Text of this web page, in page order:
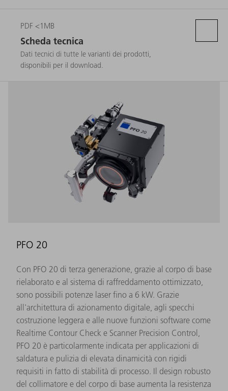
PDF <1MB
Scheda tecnica
Dati tecnici di tutte le varianti dei prodotti,
disponibili per il download.
PFO 20
Con PFO 20 di terza generazione, grazie al corpo di base
rielaborato e al sistema di raffreddamento ottimizzato,
sono possibili potenze laser fino a 6 kW. Grazie
all'architettura di azionamento digitale, agli specchi
costruzione leggera e alle nuove funzioni software come
Realtime Contour Check e Scanner Precision Control,
PFO 20 è particolarmente indicata per applicazioni di
saldatura e pulizia di elevata dinamicità con rigidi
requisiti in fatto di stabilità di processo. Il design robusto
del collimatore e del corpo di base aumenta la resistenza